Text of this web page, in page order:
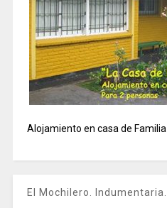
Alojamiento en casa de Familia
El Mochilero. Indumentaria.